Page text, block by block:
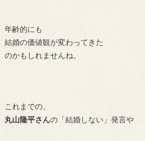
年齢的にも
結婚の価値観が変わってきた
のかもしれませんね。
これまでの、
丸山隆平さんの「結婚しない」発言や